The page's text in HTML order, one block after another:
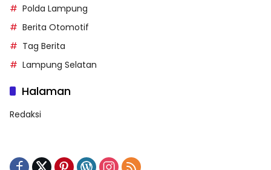
Polda Lampung
Berita Otomotif
Tag Berita
Lampung Selatan
Halaman
Redaksi